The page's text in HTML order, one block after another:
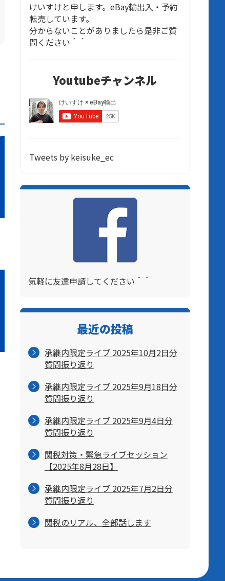
けいすけと申します。eBay輸出入・予約
転売しています。
分からないことがありましたら是非ご質
問ください＾＾
Youtubeチャンネル
Tweets by keisuke_ec
気軽に友達申請してください＾＾
最近の投稿
承継内限定ライブ 2025年10月2日分
質問振り返り
承継内限定ライブ 2025年9月18日分
質問振り返り
承継内限定ライブ 2025年9月4日分
質問振り返り
関税対策・緊急ライブセッション
【2025年8月28日】
承継内限定ライブ 2025年7月2日分
質問振り返り
関税のリアル、全部話します